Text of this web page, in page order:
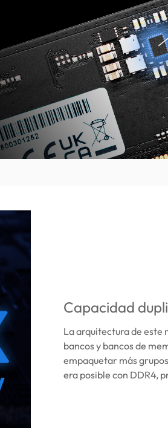
Capacidad
La arquitectura de este
bancos y bancos de
empaquetar más
era posible con DDR4,